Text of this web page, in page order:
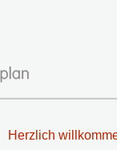
Herzlich